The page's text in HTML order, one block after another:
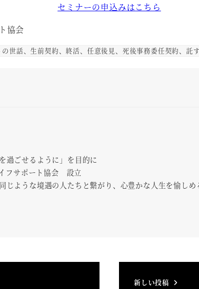
セミナーの申込みはこちら
協会
世話、生前契約、終活、任意後見、死後事務委任契約、託す
過ごせるように」を目的に
フサポート協会 設立
ような境遇の人たちと繋がり、心豊かな人生を愉し
新しい投稿